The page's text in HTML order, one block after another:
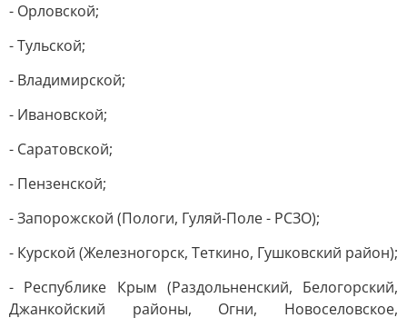
- Орловской;
- Тульской;
- Владимирской;
- Ивановской;
- Саратовской;
- Пензенской;
- Запорожской (Пологи, Гуляй-Поле - РСЗО);
- Курской (Железногорск, Теткино, Гушковский район);
- Республике Крым (Раздольненский, Белогорский,
Джанкойский районы, Огни, Новоселовское,